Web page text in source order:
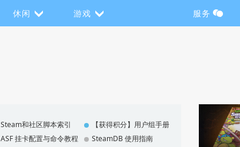
休闲 游戏 服务
Steam和社区脚本索引
【获得积分】用户组手册
ASF 挂卡配置与命令教程
SteamDB 使用指南